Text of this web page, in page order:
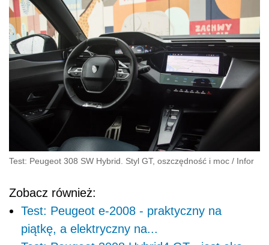
Test: Peugeot 308 SW Hybrid. Styl GT, oszczędność i moc / Infor
Zobacz również:
Test: Peugeot e-2008 - praktyczny na
piątkę, a elektryczny na...